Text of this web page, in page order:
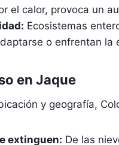
el calor, provoca un
Ecosistemas
o enfrentan la
en Jaque
y geografía,
extinguen: De las